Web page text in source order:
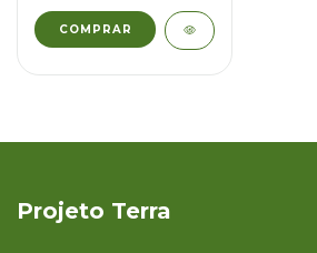
Projeto Terra